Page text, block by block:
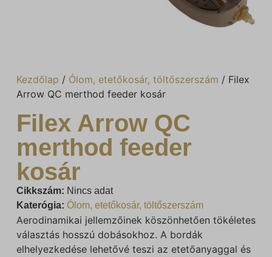
Kezdőlap / Ólom, etetőkosár, töltőszerszám / Filex
Arrow QC merthod feeder kosár
Filex Arrow QC
merthod feeder
kosár
Cikkszám: Nincs adat
Katerógia: Ólom, etetőkosár, töltőszerszám
Aerodinamikai jellemzőinek köszönhetően tökéletes
választás hosszú dobásokhoz. A bordák
elhelyezkedése lehetővé teszi az etetőanyaggal és